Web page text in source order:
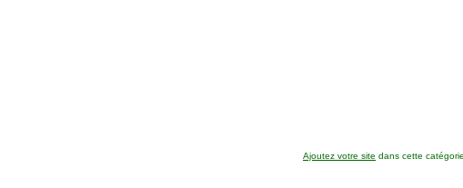
Ajoutez votre site dans cette catégorie